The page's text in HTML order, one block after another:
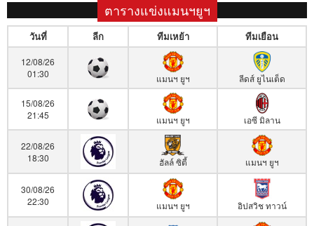
ตารางแข่งแมนฯยูฯ
วันที่ ลีก ทีมเหย้า ทีมเยือน
12/08/26
01:30
แมนฯ ยูฯ ลีดส์ ยูไนเต็ด
15/08/26
21:45
แมนฯ ยูฯ เอซี มิลาน
22/08/26
18:30
ฮัลล์ ซิตี้ แมนฯ ยูฯ
30/08/26
22:30
แมนฯ ยูฯ อิปสวิช ทาวน์